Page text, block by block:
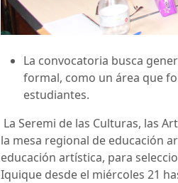
La convocatoria busca
formal, como un área que
estudiantes.
La Seremi de las Culturas, las
la mesa regional de educación
educación artística, para
Iquique desde el miércoles 21